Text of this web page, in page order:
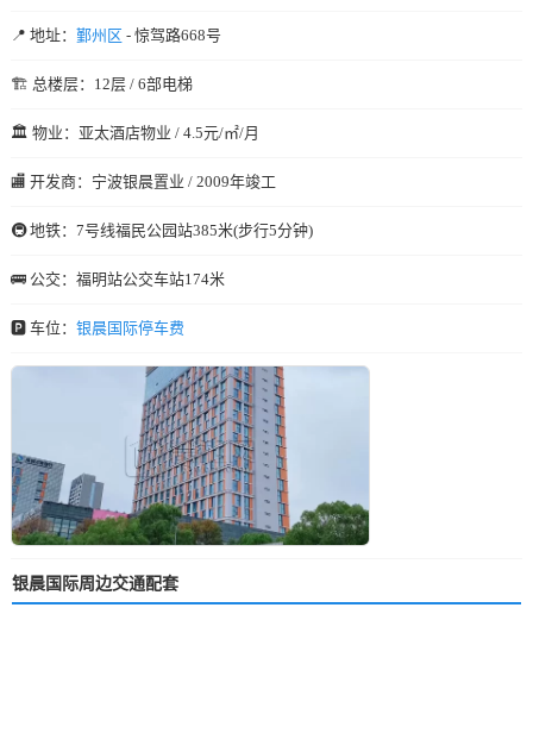
📍 地址： 鄞州区 - 惊驾路668号
🏗️ 总楼层：12层 / 6部电梯
🏛️ 物业：亚太酒店物业 / 4.5元/㎡/月
🏬 开发商：宁波银晨置业 / 2009年竣工
🚇 地铁：7号线福民公园站385米(步行5分钟)
🚌 公交：福明站公交车站174米
🅿️ 车位： 银晨国际停车费
银晨国际周边交通配套